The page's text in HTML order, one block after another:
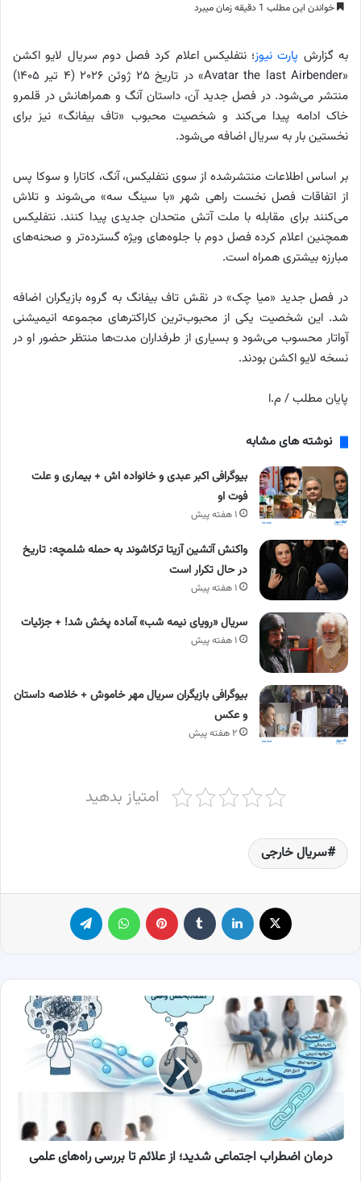
خواندن این مطلب 1 دقیقه زمان میبرد
به گزارش پارت نیوز؛ نتفلیکس اعلام کرد فصل دوم سریال لایو اکشن
«Avatar the last Airbender» در تاریخ ۲۵ ژوئن ۲۰۲۶ (۴ تیر ۱۴۰۵)
منتشر می‌شود. در فصل جدید آن، داستان آنگ و همراهانش در قلمرو
خاک ادامه پیدا می‌کند و شخصیت محبوب «تاف بیفانگ» نیز برای
نخستین بار به سریال اضافه می‌شود.
بر اساس اطلاعات منتشرشده از سوی نتفلیکس، آنگ، کاتارا و سوکا پس
از اتفاقات فصل نخست راهی شهر «با سینگ سه» می‌شوند و تلاش
می‌کنند برای مقابله با ملت آتش متحدان جدیدی پیدا کنند. نتفلیکس
همچنین اعلام کرده فصل دوم با جلوه‌های ویژه گسترده‌تر و صحنه‌های
مبارزه بیشتری همراه است.
در فصل جدید «میا چک» در نقش تاف بیفانگ به گروه بازیگران اضافه
شد. این شخصیت یکی از محبوب‌ترین کاراکترهای مجموعه انیمیشنی
آواتار محسوب می‌شود و بسیاری از طرفداران مدت‌ها منتظر حضور او در
نسخه لایو اکشن بودند.
پایان مطلب / م.ا
نوشته های مشابه
بیوگرافی اکبر عبدی و خانواده اش + بیماری و علت
فوت او
۱ هفته پیش
واکنش آتشین آزیتا ترکاشوند به حمله شلمچه: تاریخ
در حال تکرار است
۱ هفته پیش
سریال «رویای نیمه شب» آماده پخش شد! + جزئیات
۱ هفته پیش
بیوگرافی بازیگران سریال مهر خاموش + خلاصه داستان
و عکس
۲ هفته پیش
امتیاز بدهید
سریال خارجی
لینکدین ‫تامبلر پینترست
درمان
اضطراب
اجتماعی
شدید؛
علائم
بررسی
راه‌های
علمیدرمان اضطراب اجتماعی شدید؛ از علائم تا بررسی راه‌های علمی